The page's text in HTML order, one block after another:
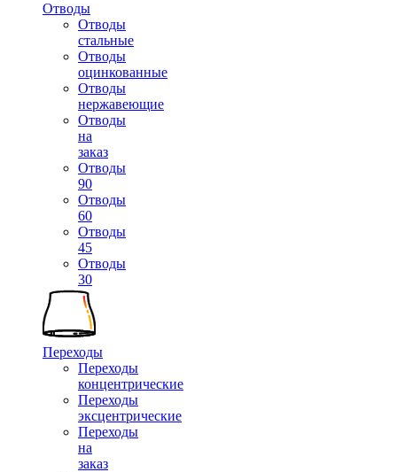
Отводы
Отводы
стальные
Отводы
оцинкованные
Отводы
нержавеющие
Отводы
на
заказ
Отводы
90
Отводы
60
Отводы
45
Отводы
30
Переходы
Переходы
концентрические
Переходы
эксцентрические
Переходы
на
заказ